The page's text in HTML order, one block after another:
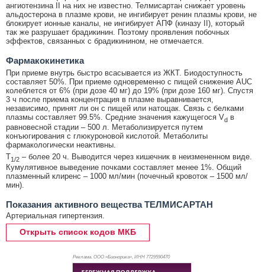
ангиотензина II на них не известно. Телмисартан снижает уровень
альдостерона в плазме крови, не ингибирует ренин плазмы крови, не
блокирует ионные каналы, не ингибирует АПФ (киназу II), который
так же разрушает брадикинин. Поэтому проявления побочных
эффектов, связанных с брадикинином, не отмечается.
Фармакокинетика
При приеме внутрь быстро всасывается из ЖКТ. Биодоступность
составляет 50%. При приеме одновременно с пищей снижение AUC
колеблется от 6% (при дозе 40 мг) до 19% (при дозе 160 мг). Спустя
3 ч после приема концентрация в плазме выравнивается,
независимо, принят ли он с пищей или натощак. Связь с белками
плазмы составляет 99.5%. Средние значения кажущегося Vd в
равновесной стадии – 500 л. Метаболизируется путем
конъюгирования с глюкуроновой кислотой. Метаболиты
фармакологически неактивны.
T1/2 – более 20 ч. Выводится через кишечник в неизмененном виде.
Кумулятивное выведение почками составляет менее 1%. Общий
плазменный клиренс – 1000 мл/мин (почечный кровоток – 1500 мл/
мин).
Показания активного вещества ТЕЛМИСАРТАН
Артериальная гипертензия.
Открыть список кодов МКБ
Реклама. ООО «Бионорика», ИНН 7729590470